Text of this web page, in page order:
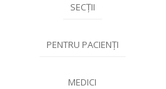
SECȚII
PENTRU PACIENȚI
MEDICI